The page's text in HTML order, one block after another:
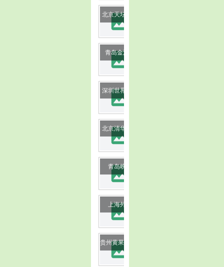
image
北京天坛公园
image
青岛金沙滩
image
深圳世界之窗
image
北京清华大学
image
青岛崂山
image
上海外滩
image